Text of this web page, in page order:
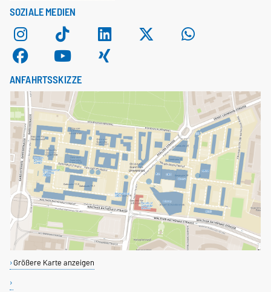
SOZIALE MEDIEN
ANFAHRTSSKIZZE
Größere Karte anzeigen